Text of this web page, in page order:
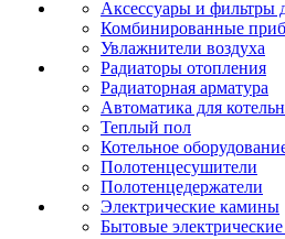
Аксессуары и фильтры
Комбинированные
Увлажнители воздуха
Радиаторы отопления
Радиаторная арматура
Автоматика для
Теплый пол
Котельное
Полотенцесушители
Полотенцедержатели
Электрические камины
Бытовые электрические